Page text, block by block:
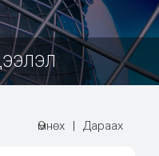
Өмнөх | Дараах